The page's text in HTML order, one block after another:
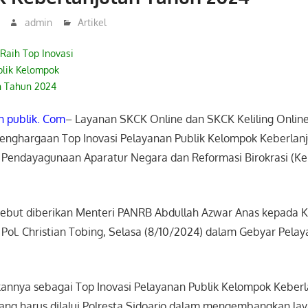
admin Artikel
Top Inovasi
Kelompok
Tahun 2024
publik. Com– Layanan SKCK Online dan SKCK Keliling
Top Inovasi Pelayanan Publik Kelompok
Aparatur Negara dan Reformasi Birokrasi
diberikan Menteri PANRB Abdullah Azwar Anas kepada
Christian Tobing, Selasa (8/10/2024) dalam Gebyar
sebagai Top Inovasi Pelayanan Publik Kelompok